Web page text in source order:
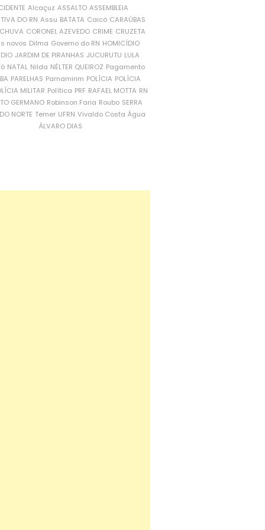
Alcaçuz ASSALTO ASSEMBLEIA
DO RN Assu BATATA Caicó CARAÚBAS
CORONEL AZEVEDO CRIME CRUZETA
novos Dilma Governo do RN HOMICÍDIO
JARDIM DE PIRANHAS JUCURUTU LULA
NATAL Nilda NÉLTER QUEIROZ Pagamento
PARELHAS Parnamirim POLÍCIA POLÍCIA
MILITAR Política PRF RAFAEL MOTTA RN
GERMANO Robinson Faria Roubo SERRA
NORTE Temer UFRN Vivaldo Costa Água
ÁLVARO DIAS